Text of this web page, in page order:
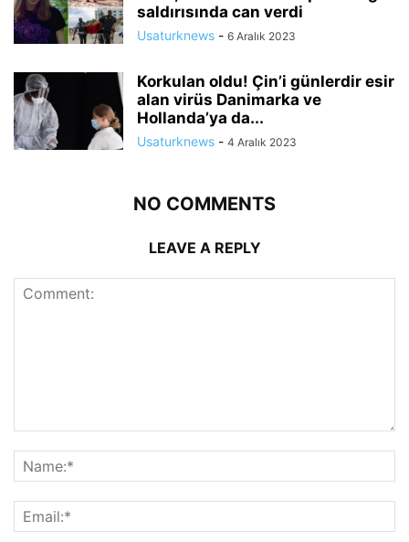
saldırısında can verdi
Usaturknews - 6 Aralık 2023
Korkulan oldu! Çin’i günlerdir esir
alan virüs Danimarka ve
Hollanda’ya da...
Usaturknews - 4 Aralık 2023
NO COMMENTS
LEAVE A REPLY